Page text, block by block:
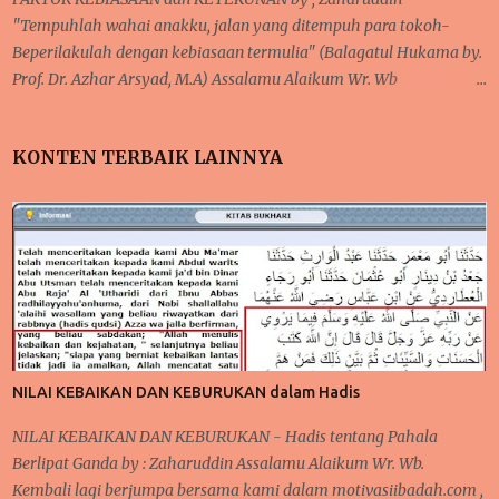
diperhatikan saat sedang beraktifitas. Baik dalam hal ibadah
wajib, sunat, pekerjaan, rutinitas lainnya seperti urusa...
"Tempuhlah wahai anakku, jalan yang ditempuh para tokoh-
Beperilakulah dengan kebiasaan termulia" (Balagatul Hukama by.
Prof. Dr. Azhar Arsyad, M.A) Assalamu Alaikum Wr. Wb
kepaada junjungan Nabi besar kita Muhammad SAW sebagai
konsisten' dan saya mengatakan bahwa sangat berkaitan dengan
pertemuan kali ini yakni KEBIASAAN dan KETEKUNAN.
Pernahkah anda mendengar pepatah 'ala bisa karena biasa'?
Suatu kegiatan akan mudah terlaksana dan diselesaikan, karena
proses kerjanya sudah biasa dilakukan sebelumnya. Seperti halnya
pelajaran matematika, fisika, kimia, serta pelajaran lainnya yang
membutu...
KONTEN TERBAIK LAINNYA
NILAI KEBAIKAN DAN KEBURUKAN dalam Hadis
NILAI KEBAIKAN DAN KEBURUKAN - Hadis tentang Pahala
Berlipat Ganda by : Zaharuddin Assalamu Alaikum Wr. Wb.
Kembali lagi berjumpa bersama kami dalam motivasiibadah.com ,